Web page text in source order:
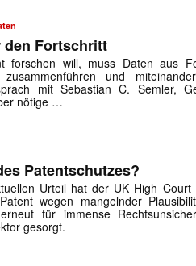
Mit dem
E-
Mail
(erforderlich)
den Fortschritt
forschen will, muss Daten aus
zusammenführen und
mit Sebastian C. Semler,
nötige …
Patentschutzes?
Urteil hat der UK High Court
wegen mangelnder
für immense
gesorgt.